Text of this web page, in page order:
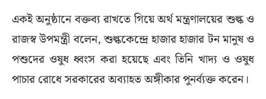
একই অনুষ্ঠানে বক্তব্য রাখতে গিয়ে অর্থ মন্ত্রণালয়ের শুল্ক ও
রাজস্ব উপমন্ত্রী বলেন, শুল্ককেন্দ্রে হাজার হাজার টন মানুষ ও
পশুদের ওষুধ ধ্বংস করা হয়েছে এবং তিনি খাদ্য ও ওষুধ
পাচার রোধে সরকারের অব্যাহত অঙ্গীকার পুনর্ব্যক্ত করেন।